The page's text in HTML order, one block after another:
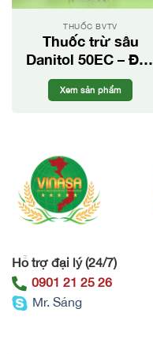
THUỐC BVTV
Thuốc trừ sâu
Danitol 50EC – Đặc
trị nhện và rệp sáp
hại cây trồng
Xem sản phẩm
Hỗ trợ đại lý (24/7)
0901 21 25 26
Mr. Sáng